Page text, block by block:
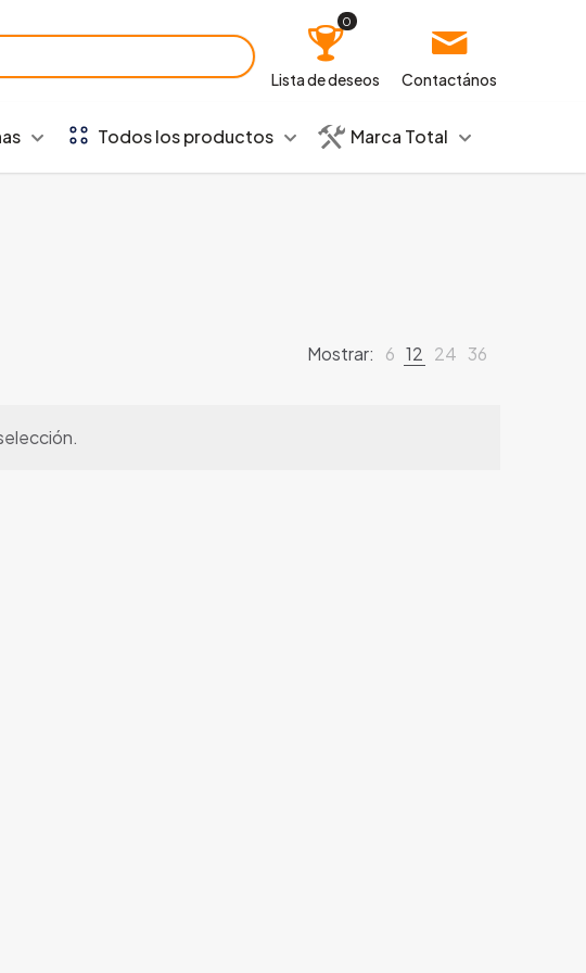
0
Lista de deseos Contactános
Todos los productos Marca Total
Mostrar: 6 12 24 36